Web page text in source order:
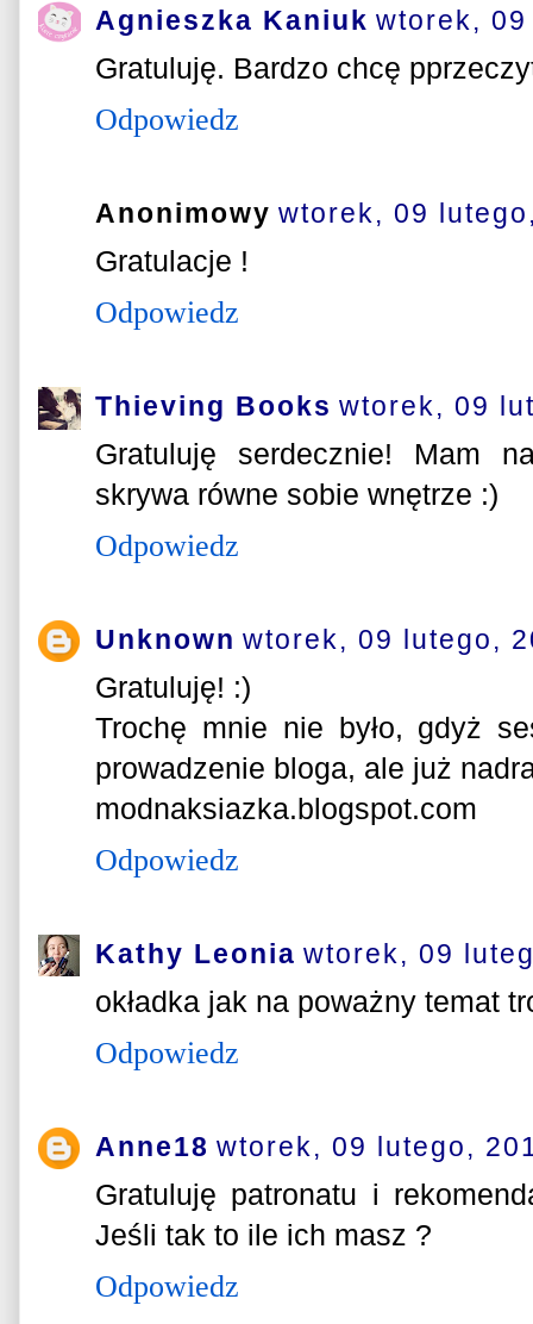
Agnieszka Kaniuk wtorek,
Gratuluję. Bardzo chcę
Odpowiedz
Anonimowy wtorek, 09
Gratulacje !
Odpowiedz
Thieving Books wtorek, 09
Gratuluję serdecznie! Mam
skrywa równe sobie wnętrze :)
Odpowiedz
Unknown wtorek, 09 lutego,
Gratuluję! :)
Trochę mnie nie było, gdyż
prowadzenie bloga, ale już
modnaksiazka.blogspot.com
Odpowiedz
Kathy Leonia wtorek, 09
okładka jak na poważny temat
Odpowiedz
Anne18 wtorek, 09 lutego,
Gratuluję patronatu i
Jeśli tak to ile ich masz ?
Odpowiedz